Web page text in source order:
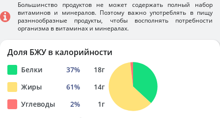
Большинство продуктов не может содержать полный набор
витаминов и минералов. Поэтому важно употреблять в пищу
разннообразные продукты, чтобы восполнять потребности
организма в витаминах и минералах.
Доля БЖУ в калорийности
Белки 37% 18г
Жиры
61% 14г
Углеводы
2% 1г